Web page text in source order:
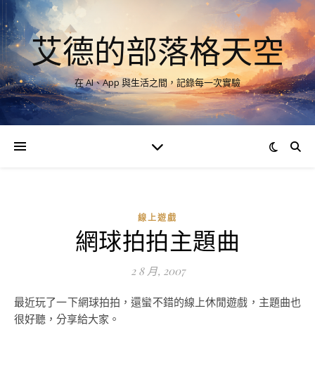
艾德的部落格天空
在 AI、App 與生活之間，記錄每一次實驗
線上遊戲
網球拍拍主題曲
2 8 月, 2007
最近玩了一下網球拍拍，還蠻不錯的線上休閒遊戲，主題曲也
很好聽，分享給大家。